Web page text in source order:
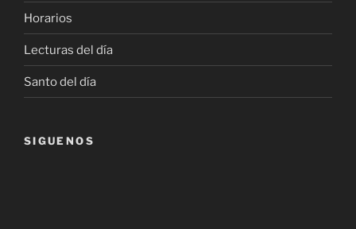
Horarios
Lecturas del día
Santo del día
SIGUENOS